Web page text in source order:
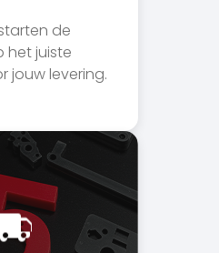
de
het juiste
jouw levering.